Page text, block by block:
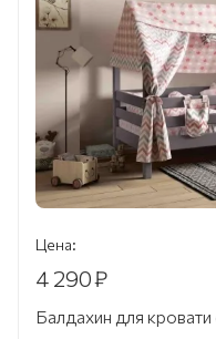
Цена:
4 290₽
Балдахин для